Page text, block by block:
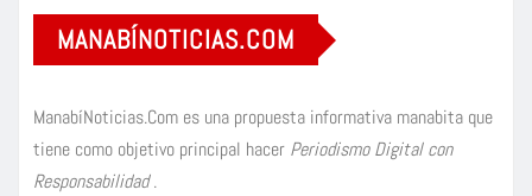
MANABÍNOTICIAS.COM
ManabíNoticias.Com es una propuesta informativa manabita que
tiene como objetivo principal hacer Periodismo Digital con
Responsabilidad.